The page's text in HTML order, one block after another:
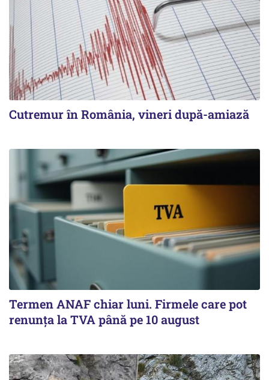
Cutremur în România, vineri după-amiază
Termen ANAF chiar luni. Firmele care pot
renunța la TVA până pe 10 august